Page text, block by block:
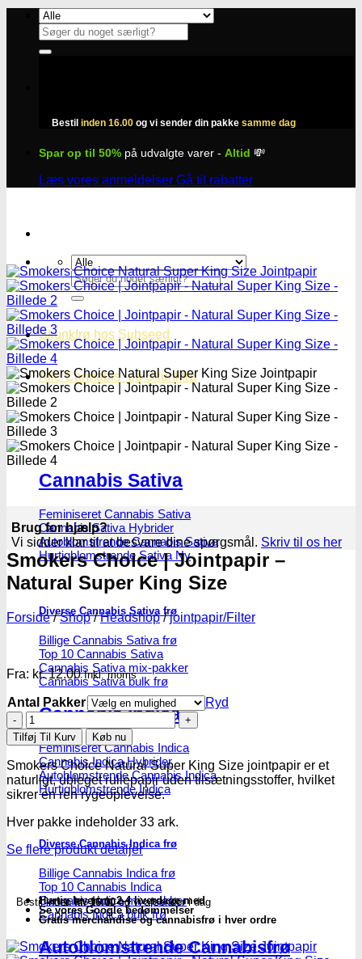
Fortsæt
indhold
Søg
efter:
Bestil inden 16.00 og vi sender din pakke samme dag
Spar op til 50% på udvalgte varer - Altid 💸
Læs vores anmeldelser Gå til rabatter
Søg
efter:
Skunkfrø hos Subseed
Alle Cannabis -og Skunkfrø
Cannabis Sativa
Feminiseret Cannabis Sativa
Cannabis Sativa Hybrider
Autoblomstrende Cannabis Sativa
Hurtigblomstrende Sativa
Diverse Cannabis Sativa frø
Billige Cannabis Sativa frø
Top 10 Cannabis Sativa
Cannabis Sativa mix-pakker
Cannabis Sativa bulk frø
Cannabis Indica
Feminiseret Cannabis Indica
Cannabis Indica Hybrider
Autoblomstrende Cannabis Indica
Hurtigblomstrende Indica
Diverse Cannabis Indica frø
Billige Cannabis Indica frø
Top 10 Cannabis Indica
Cannabis Indica mix-pakker
Cannabis Indica bulk frø
Autoblomstrende Cannabisfrø
Brug for hjælp?
Vi sidder klar til at besvare dine spørgsmål. Skriv til os her
Smokers Choice | Jointpapir –
Natural Super King Size
Forside / Shop / Headshop / jointpapir/Filter
Fra: kr.12.00 Inkl. moms
Antal Pakker
Ryd
Smokers
Choice
|
Jointpapir
-
Natural
King
antal
Tilføj Til Kurv Køb nu
Smokers Choice Natural Super King Size jointpapir er et
naturligt, ubleget rullepapir uden tilsætningsstoffer, hvilket
sikrer en ren rygeoplevelse.
Hver pakke indeholder 33 ark.
Se flere produkt detaljer
Bestil indenkl. 16.00og vi afsender i dag
Hurtig levering 2-4 hverdage med
Se vores Google bedømmelser
Gratis merchandise og cannabisfrø i hver ordre